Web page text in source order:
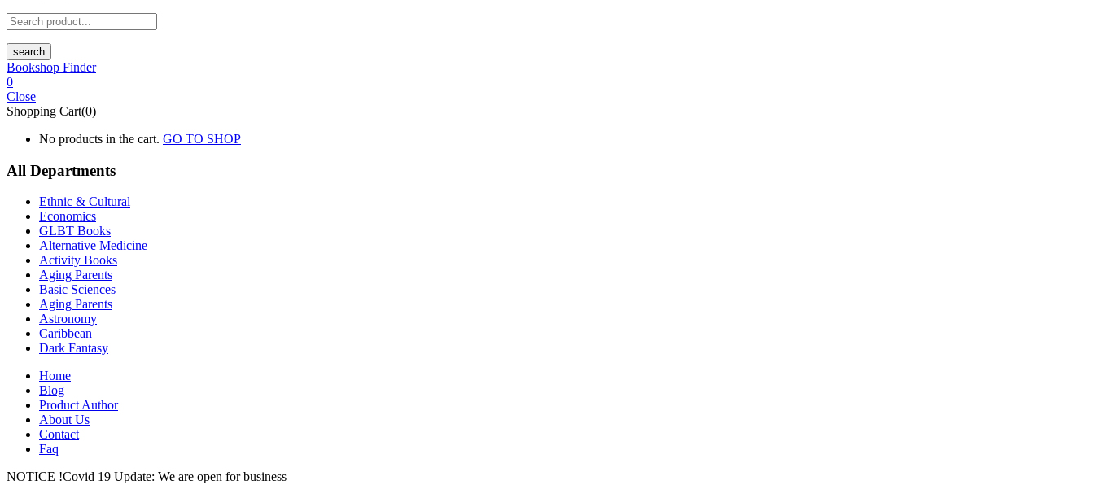
search
Bookshop Finder
0
Close
Shopping Cart(0)
No products in the cart. GO TO SHOP
All Departments
Ethnic & Cultural
Economics
GLBT Books
Alternative Medicine
Activity Books
Aging Parents
Basic Sciences
Aging Parents
Astronomy
Caribbean
Dark Fantasy
Home
Blog
Product Author
About Us
Contact
Faq
NOTICE !Covid 19 Update: We are open for business